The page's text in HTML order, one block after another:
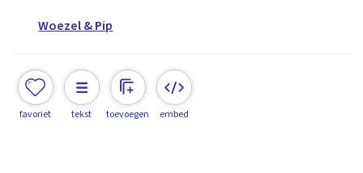
Woezel & Pip
favoriet tekst toevoegen embed